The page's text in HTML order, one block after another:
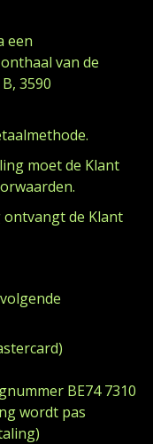
een
van de
3590
moet de Klant
ontvangt de Klant
BE74 7310
wordt pas